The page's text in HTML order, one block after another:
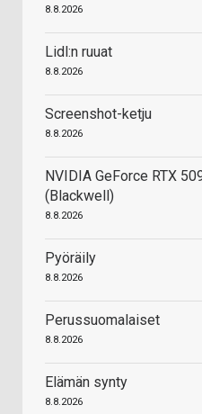
8.8.2026
Lidl:n ruuat
8.8.2026
Screenshot-ketju
8.8.2026
NVIDIA GeForce RTX
(Blackwell)
8.8.2026
Pyöräily
8.8.2026
Perussuomalaiset
8.8.2026
Elämän synty
8.8.2026